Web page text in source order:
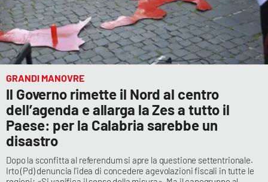
PROGETTI
SPECIALI
Buona Sanità Calabria
LA
CALABRIAVISIONE
Destinazioni
Eventi
GRANDI MANOVRE
Il Governo rimette il Nord al centro
dell’agenda e allarga la Zes a tutto il
Paese: per la Calabria sarebbe un
disastro
Dopo la sconfitta al referendum si apre la questione settentrionale.
Irto (Pd) denuncia l'idea di concedere agevolazioni fiscali in tutte le